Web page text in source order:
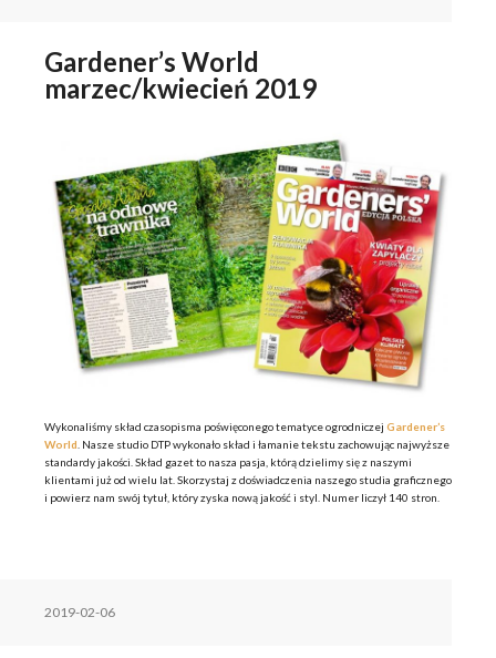
Gardener’s World
marzec/kwiecień 2019
Wykonaliśmy skład czasopisma poświęconego tematyce ogrodniczej Gardener’s
World . Nasze studio DTP wykonało skład i łamanie tekstu zachowując najwyższe
standardy jakości. Skład gazet to nasza pasja, którą dzielimy się z naszymi
klientami już od wielu lat. Skorzystaj z doświadczenia naszego studia graficznego
i powierz nam swój tytuł, który zyska nową jakość i styl. Numer liczył 140 stron.
2019-02-06